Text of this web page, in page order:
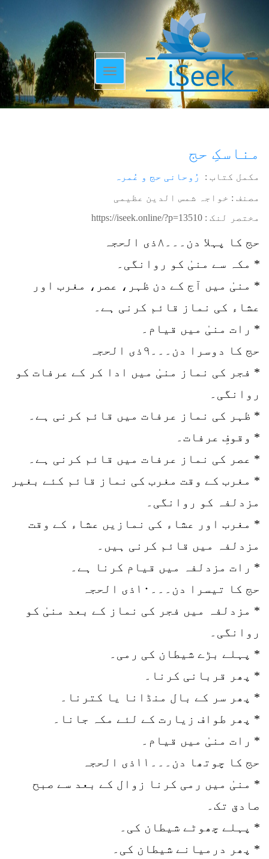
Toggle
navigation
مناسکِ حج
مکمل کتاب : رُوحانی حج و عُمرہ
مصنف : خواجہ شمس الدین عظیمی
مختصر لنک : https://iseek.online/?p=13510
حج کا پہلا دن۔۔۔۸ذی الحجہ
* مکہ سے منیٰ کو روانگی۔
* منیٰ میں آج کے دن ظہر، عصر، مغرب اور
عشاء کی نماز قائم کرنی ہے۔
* رات منیٰ میں قیام۔
حج کا دوسرا دن۔۔۔۹ذی الحجہ
* فجر کی نماز منیٰ میں ادا کر کے عرفات کو
روانگی۔
* ظہر کی نماز عرفات میں قائم کرنی ہے۔
* وقوفِ عرفات۔
* عصر کی نماز عرفات میں قائم کرنی ہے۔
* مغرب کے وقت مغرب کی نماز قائم کئے بغیر
مزدلفہ کو روانگی۔
* مغرب اور عشاء کی نمازیں عشاء کے وقت
مزدلفہ میں قائم کرنی ہیں۔
* رات مزدلفہ میں قیام کرنا ہے۔
حج کا تیسرا دن۔۔۔۱۰ذی الحجہ
* مزدلفہ میں فجر کی نماز کے بعد منیٰ کو
روانگی۔
* پہلے بڑے شیطان کی رمی۔
* پھر قربانی کرنا۔
* پھر سر کے بال منڈانا یا کترنا۔
* پھر طواف زیارت کے لئے مکہ جانا۔
* رات منیٰ میں قیام۔
حج کا چوتھا دن۔۔۔۱۱ذی الحجہ
* منیٰ میں رمی کرنا زوال کے بعد سے صبح
صادق تک۔
* پہلے چھوٹے شیطان کی۔
* پھر درمیانے شیطان کی۔